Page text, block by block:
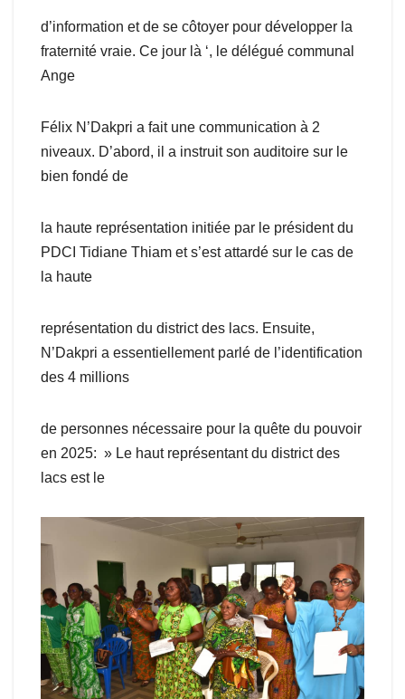
d’information et de se côtoyer pour développer la
fraternité vraie. Ce jour là ‘, le délégué communal
Ange
Félix N’Dakpri a fait une communication à 2
niveaux. D’abord, il a instruit son auditoire sur le
bien fondé de
la haute représentation initiée par le président du
PDCI Tidiane Thiam et s’est attardé sur le cas de
la haute
représentation du district des lacs. Ensuite,
N’Dakpri a essentiellement parlé de l’identification
des 4 millions
de personnes nécessaire pour la quête du pouvoir
en 2025: » Le haut représentant du district des
lacs est le